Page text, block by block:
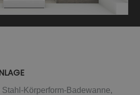
Körperform-Badewanne,